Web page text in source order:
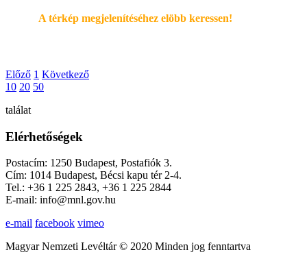
A térkép megjelenítéséhez elöbb keressen!
Előző 1 Következő
10 20 50
találat
Elérhetőségek
Postacím: 1250 Budapest, Postafiók 3.
Cím: 1014 Budapest, Bécsi kapu tér 2-4.
Tel.: +36 1 225 2843, +36 1 225 2844
E-mail: info@mnl.gov.hu
e-mail facebook vimeo
Magyar Nemzeti Levéltár © 2020 Minden jog fenntartva